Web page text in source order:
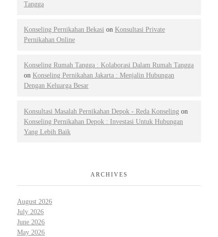
Tangga
Konseling Pernikahan Bekasi on Konsultasi Private
Pernikahan Online
Konseling Rumah Tangga : Kolaborasi Dalam Rumah Tangga
on Konseling Pernikahan Jakarta : Menjalin Hubungan
Dengan Keluarga Besar
Konsultasi Masalah Pernikahan Depok - Reda Konseling on
Konseling Pernikahan Depok : Investasi Untuk Hubungan
Yang Lebih Baik
ARCHIVES
August 2026
July 2026
June 2026
May 2026